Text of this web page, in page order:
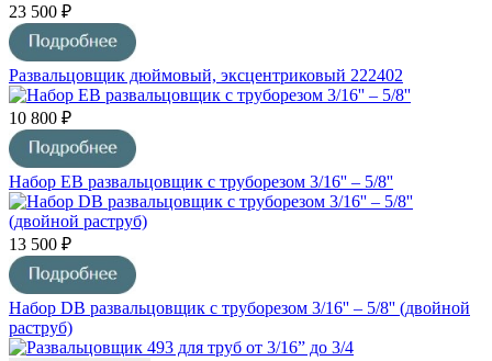
23 500 ₽
Развальцовщик дюймовый, эксцентриковый 222402
10 800 ₽
Набор EB развальцовщик с труборезом 3/16'' – 5/8''
13 500 ₽
Набор DB развальцовщик с труборезом 3/16'' – 5/8'' (двойной
раструб)